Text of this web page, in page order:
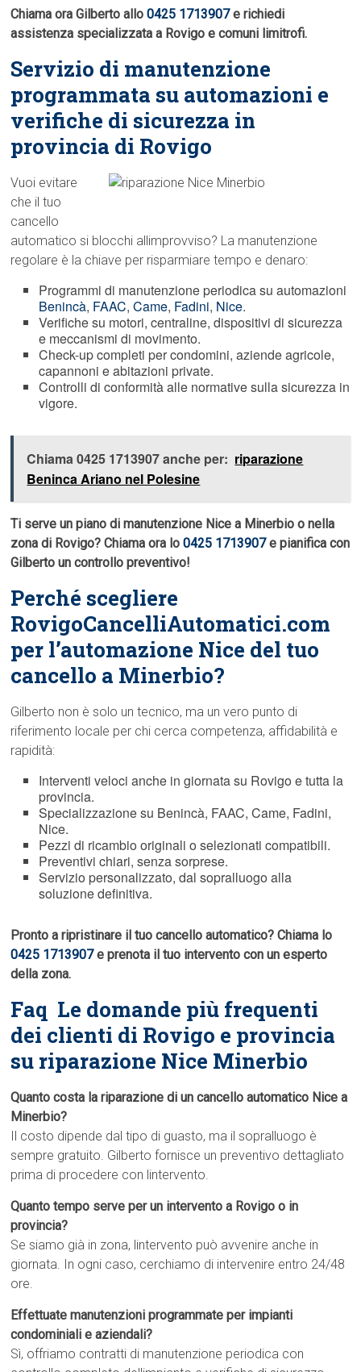
Chiama ora Gilberto allo0425 1713907e richiedi
assistenza specializzata a Rovigo e comuni limitrofi.
Servizio di manutenzione
programmata su automazioni e
verifiche di sicurezza in
provincia di Rovigo
Vuoi evitare
che il tuo
cancello
automatico si blocchi allimprovviso? La manutenzione
regolare è la chiave per risparmiare tempo e denaro:
Programmi di manutenzione periodica su automazioni
Benincà, FAAC,Came, Fadini, Nice.
Verifiche su motori, centraline, dispositivi di sicurezza
e meccanismi di movimento.
Check-up completi per condomini, aziende agricole,
capannoni e abitazioni private.
Controlli di conformità alle normative sulla sicurezza in
vigore.
Chiama 0425 1713907 anche per: riparazione
Beninca Ariano nel Polesine
Ti serve un piano di manutenzione Nice a Minerbio o nella
zona di Rovigo? Chiama ora lo0425 1713907e pianifica con
Gilberto un controllo preventivo!
Perché scegliere
RovigoCancelliAutomatici.com
per l’automazione Nice del tuo
cancello a Minerbio?
Gilberto non è solo un tecnico, ma un vero punto di
riferimento locale per chi cerca competenza, affidabilità e
rapidità:
Interventi veloci anche in giornata su Rovigo e tutta la
provincia.
Specializzazione su Benincà, FAAC, Came, Fadini,
Nice.
Pezzi di ricambio originali o selezionati compatibili.
Preventivi chiari, senza sorprese.
Servizio personalizzato, dal sopralluogo alla
soluzione definitiva.
Pronto a ripristinare il tuo cancello automatico? Chiama lo
0425 1713907e prenota il tuo intervento con un esperto
della zona.
Faq  Le domande più frequenti
dei clienti di Rovigo e provincia
su riparazione Nice Minerbio
Quanto costa la riparazione di un cancello automatico Nice a
Minerbio?
Il costo dipende dal tipo di guasto, ma il sopralluogo è
sempre gratuito. Gilberto fornisce un preventivo dettagliato
prima di procedere con lintervento.
Quanto tempo serve per un intervento a Rovigo o in
provincia?
Se siamo già in zona, lintervento può avvenire anche in
giornata. In ogni caso, cerchiamo di intervenire entro 24/48
ore.
Effettuate manutenzioni programmate per impianti
condominiali e aziendali?
Sì, offriamo contratti di manutenzione periodica con